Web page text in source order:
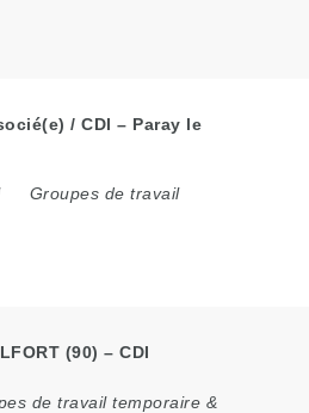
/ CDI – Paray le
Groupes de travail
(90) – CDI
de travail temporaire &